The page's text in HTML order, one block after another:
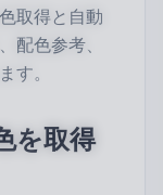
取得と自動
配色参考、
す。
を取得